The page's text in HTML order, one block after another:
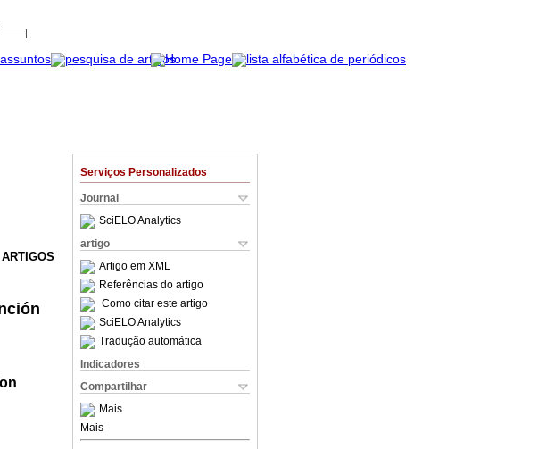
Serviços Personalizados
Journal
SciELO Analytics
artigo
Artigo em XML
Referências do artigo
Como citar este artigo
SciELO Analytics
Tradução automática
Indicadores
Compartilhar
Mais
Mais
ARTIGOS